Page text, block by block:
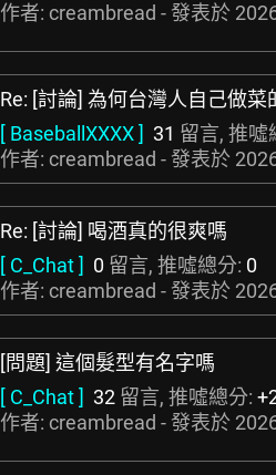
作者: creambread - 發表於
Re: [討論] 為何台灣人自己做菜
[ BaseballXXXX ] 31 留言, 推噓
作者: creambread - 發表於
Re: [討論] 喝酒真的很爽嗎
[ C_Chat ] 0 留言, 推噓總分: 0
作者: creambread - 發表於
[問題] 這個髮型有名字嗎
[ C_Chat ] 32 留言, 推噓總分:
作者: creambread - 發表於